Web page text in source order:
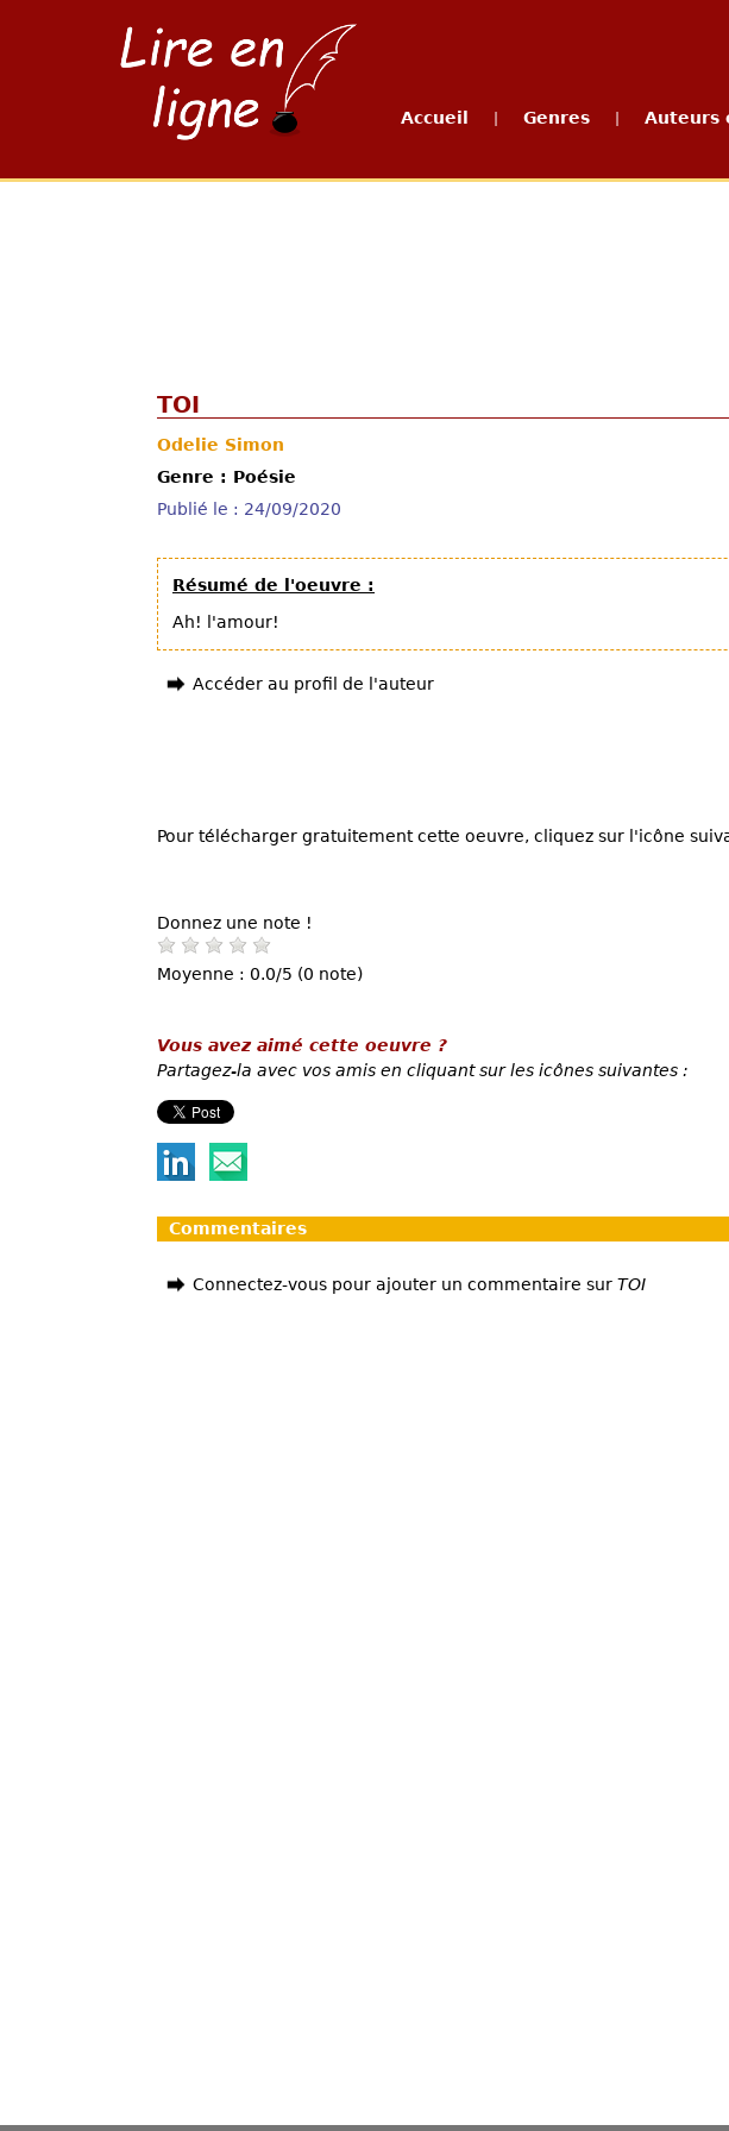
Accueil Genres Auteurs
TOI
Odelie Simon
Genre : Poésie
Publié le : 24/09/2020
Résumé de l'oeuvre :
Ah! l'amour!
Accéder au profil de l'auteur
Pour télécharger gratuitement cette oeuvre, cliquez sur l'icône
Donnez une note !
Moyenne : 0.0/5 (0 note)
Vous avez aimé cette oeuvre ?
Partagez-la avec vos amis en cliquant sur les icônes suivantes :
Commentaires
Connectez-vous pour ajouter un commentaire sur TOI